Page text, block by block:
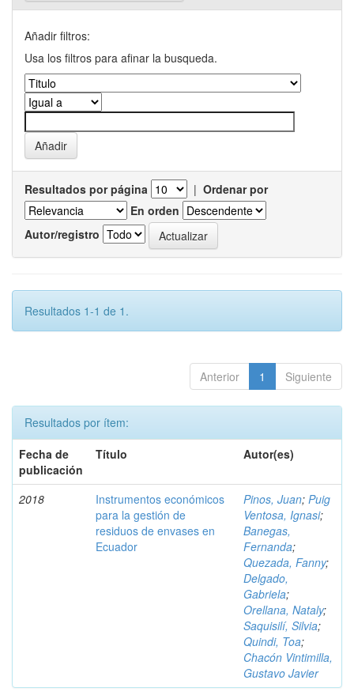
Añadir filtros:
Usa los filtros para afinar la busqueda.
Resultados por página | Ordenar por
En orden
Autor/registro
Resultados 1-1 de 1.
Anterior 1 Siguiente
Resultados por ítem:
Fecha de
publicación
Título Autor(es)
2018
Instrumentos económicos
para la gestión de
residuos de envases en
Ecuador
Pinos, Juan; Puig
Ventosa, Ignasi;
Banegas,
Fernanda;
Quezada, Fanny;
Delgado,
Gabriela;
Orellana, Nataly;
Saquisilí, Silvia;
Quindi, Toa;
Chacón Vintimilla,
Gustavo Javier